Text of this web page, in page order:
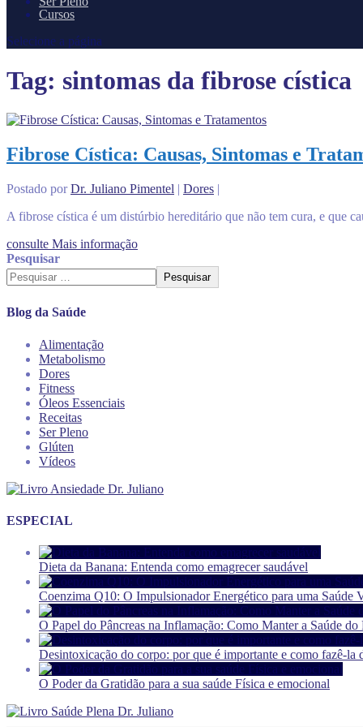
Cursos
Selecione a página
Tag: sintomas da fibrose cística
Fibrose Cística: Causas, Sintomas e
Postado porDr. Juliano Pimentel | Dores |
A fibrose cística é um distúrbio hereditário que não tem cura, e que
consulte Mais informação
Pesquisar
Pesquisar
Blog da Saúde
Alimentação
Metabolismo
Dores
Fitness
Óleos Essenciais
Receitas
Ser Pleno
Glúten
Vídeos
ESPECIAL
Dieta da Banana: Entenda como emagrecer saudável
Coenzima Q10: O Impulsionador Energético para uma Saúde
O Papel do Pâncreas na Inflamação: Como Manter a Saúde
Desintoxicação do corpo: por que é importante e como fazê-la
O Poder da Gratidão para a sua saúde Física e emocional